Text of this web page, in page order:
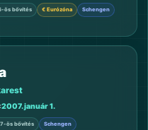
ös bővítés € Eurózóna Schengen
2007. január 1.
ös bővítés Schengen